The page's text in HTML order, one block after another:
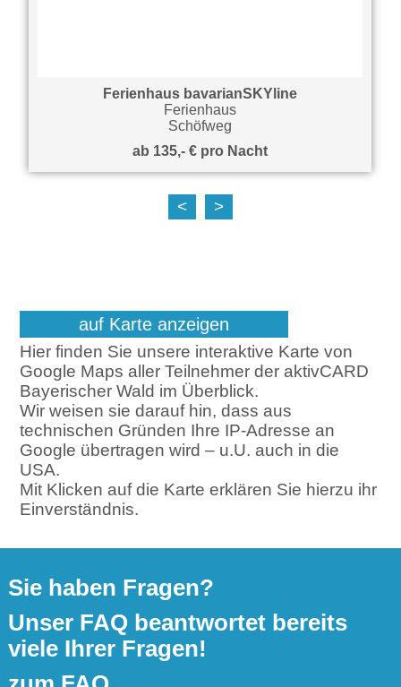
Ferienhaus bavarianSKYline
Ferienhaus
Schöfweg
ab 135,- € pro Nacht
< >
auf Karte anzeigen
Hier finden Sie unsere interaktive Karte von
Google Maps aller Teilnehmer der aktivCARD
Bayerischer Wald im Überblick.
Wir weisen sie darauf hin, dass aus
technischen Gründen Ihre IP-Adresse an
Google übertragen wird – u.U. auch in die
USA.
Mit Klicken auf die Karte erklären Sie hierzu ihr
Einverständnis.
Sie haben Fragen?
Unser FAQ beantwortet bereits
viele Ihrer Fragen!